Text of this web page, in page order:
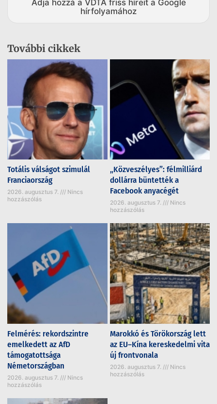
Adja hozzá a VDTA friss híreit a Google
hírfolyamához
További cikkek
Totális válságot szimulál
Franciaország
2026. augusztus 7.
Nincs
hozzászólás
„Közveszélyes”: félmilliárd
dollárra büntették a
Facebook anyacégét
2026. augusztus 7.
Nincs
hozzászólás
Felmérés: rekordszintre
emelkedett az AfD
támogatottsága
Németországban
2026. augusztus 7.
Nincs
hozzászólás
Marokkó és Törökország lett
az EU–Kína kereskedelmi vita
új frontvonala
2026. augusztus 7.
Nincs
hozzászólás